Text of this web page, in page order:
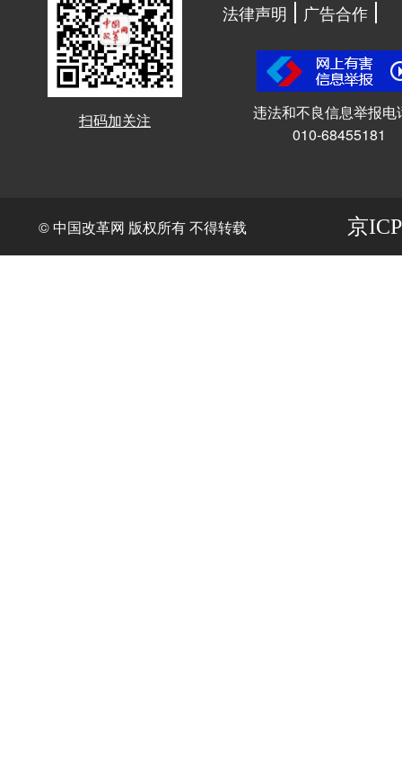
扫码加关注
法律声明
广告合作
违法和不良信息举报电
010-68455181
© 中国改革网 版权所有 不得转载 京